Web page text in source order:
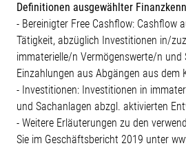
Definitionen ausgewählter
- Bereinigter Free Cashflow: Cashflow
Tätigkeit, abzüglich Investitionen in/
immaterielle/n Vermögenswerte/n und
Einzahlungen aus Abgängen aus dem
- Investitionen: Investitionen in
und Sachanlagen abzgl. aktivierten
- Weitere Erläuterungen zu den
Sie im Geschäftsbericht 2019 unter